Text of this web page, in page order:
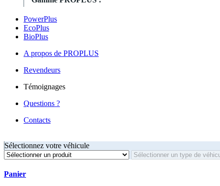
PowerPlus
EcoPlus
BioPlus
A propos de PROPLUS
Revendeurs
Témoignages
Questions ?
Contacts
Sélectionnez votre véhicule
Panier